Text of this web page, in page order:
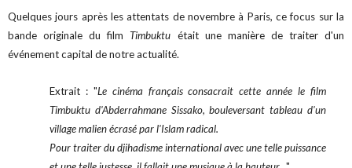
Quelques jours après les attentats de novembre à Paris, ce focus sur la
bande originale du filmTimbuktu était une manière de traiter d'un
événement capital de notre actualité.
Extrait : "Le cinéma français consacrait cette année le film
Timbuktu d'Abderrahmane Sissako, bouleversant tableau d'un
village malien écrasé par l'Islam radical.
Pour traiter du djihadisme international avec une telle puissance